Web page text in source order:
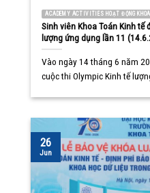
ACADEMY ACTIVITIES HOẠT ĐỘNG
Sinh viên Khoa Toán Kinh tế
lượng ứng dụng lần 11
Vào ngày 14 tháng 6 năm
cuộc thi Olympic Kinh tế
26
Jun